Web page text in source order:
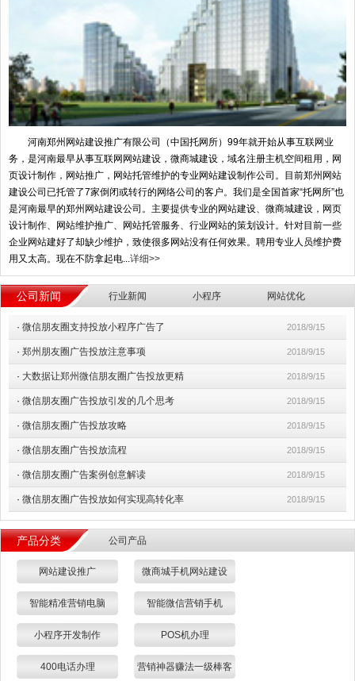
河南郑州网站建设推广有限公司（中国托网所）99年就开始从事互联网业
务，是河南最早从事互联网网站建设，微商城建设，域名注册主机空间租用，网
页设计制作，网站推广，网站托管维护的专业网站建设制作公司。目前郑州网站
建设公司已托管了7家倒闭或转行的网络公司的客户。我们是全国首家“托网所”也
是河南最早的郑州网站建设公司。主要提供专业的网站建设、微商城建设，网页
设计制作、网站维护推广、网站托管服务、行业网站的策划设计。针对目前一些
企业网站建好了却缺少维护，致使很多网站没有任何效果。聘用专业人员维护费
用又太高。现在不防拿起电...详细>>
公司新闻 行业新闻 小程序 网站优化
· 微信朋友圈支持投放小程序广告了 2018/9/15
· 郑州朋友圈广告投放注意事项 2018/9/15
· 大数据让郑州微信朋友圈广告投放更精 2018/9/15
· 微信朋友圈广告投放引发的几个思考 2018/9/15
· 微信朋友圈广告投放攻略 2018/9/15
· 微信朋友圈广告投放流程 2018/9/15
· 微信朋友圈广告案例创意解读 2018/9/15
· 微信朋友圈广告投放如何实现高转化率 2018/9/15
产品分类 公司产品
网站建设推广 微商城手机网站建设
智能精准营销电脑 智能微信营销手机
小程序开发制作 POS机办理
400电话办理 营销神器赚法一级棒客